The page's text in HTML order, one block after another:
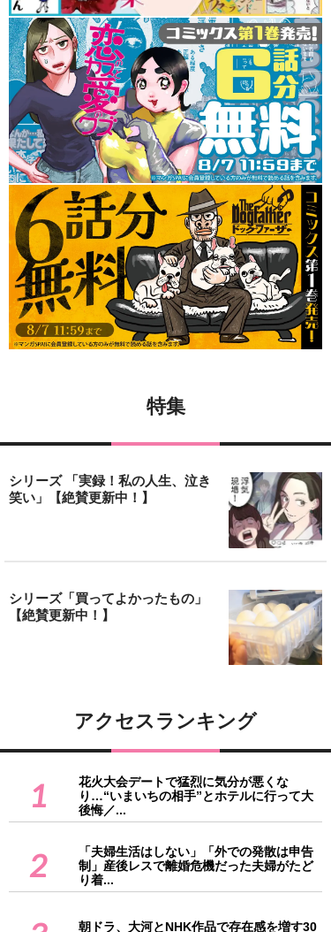
特集
シリーズ 「実録！私の人生、泣き
笑い」【絶賛更新中！】
シリーズ「買ってよかったもの」
【絶賛更新中！】
アクセスランキング
1
花火大会デートで猛烈に気分が悪くな
り…“いまいちの相手”とホテルに行って大
後悔／...
2
「夫婦生活はしない」「外での発散は申告
制」産後レスで離婚危機だった夫婦がたど
り着...
朝ドラ、大河とNHK作品で存在感を増す30